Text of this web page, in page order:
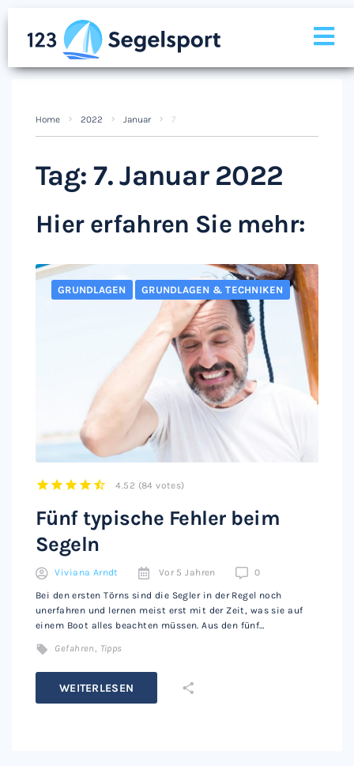
Home 2022 Januar 7
Tag:7. Januar 2022
Hier erfahren Sie mehr:
GRUNDLAGEN GRUNDLAGEN & TECHNIKEN
4.52 (84 votes)
Fünf typische Fehler beim
Segeln
Viviana Arndt Vor 5 Jahren 0
Bei den ersten Törns sind die Segler in der Regel noch
unerfahren und lernen meist erst mit der Zeit, was sie auf
einem Boot alles beachten müssen. Aus den fünf…
Gefahren, Tipps
WEITERLESEN